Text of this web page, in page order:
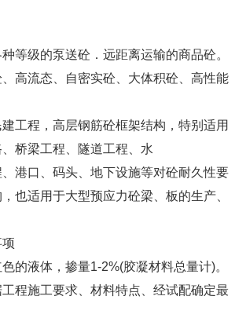
级的泵送砼．远距离运输的商品砼。
流态、自密实砼、大体积砼、高性能
程，高层钢筋砼框架结构，特别适用
桥梁工程、隧道工程、水
港口、码头、地下设施等对砼耐久性要
也适用于大型预应力砼梁、板的生产、
液体，掺量1-2%(胶凝材料总量计)。
施工要求、材料特点、经试配确定最